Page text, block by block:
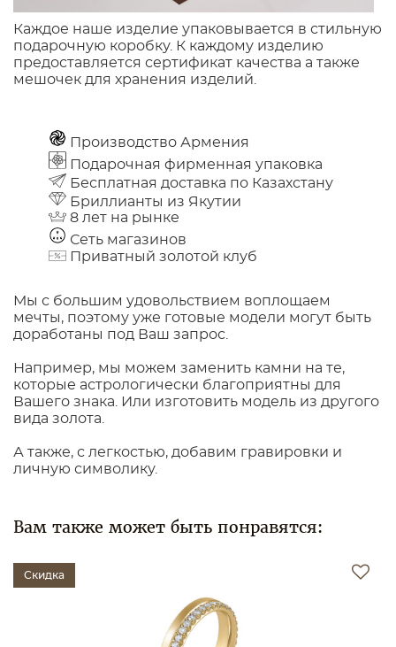
Каждое наше изделие упаковывается в стильную
подарочную коробку. К каждому изделию
предоставляется сертификат качества а также
мешочек для хранения изделий.
Производство Армения
Подарочная фирменная упаковка
Бесплатная доставка по Казахстану
Бриллианты из Якутии
8 лет на рынке
Сеть магазинов
Приватный золотой клуб
Мы с большим удовольствием воплощаем
мечты, поэтому уже готовые модели могут быть
доработаны под Ваш запрос.
Например, мы можем заменить камни на те,
которые астрологически благоприятны для
Вашего знака. Или изготовить модель из другого
вида золота.
А также, с легкостью, добавим гравировки и
личную символику.
Вам также может быть понравятся:
Скидка